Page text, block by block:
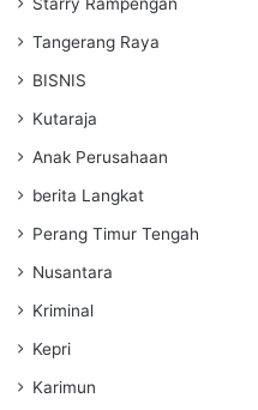
Tangerang Raya
BISNIS
Kutaraja
Anak Perusahaan
berita Langkat
Perang Timur Tengah
Nusantara
Kriminal
Kepri
Karimun